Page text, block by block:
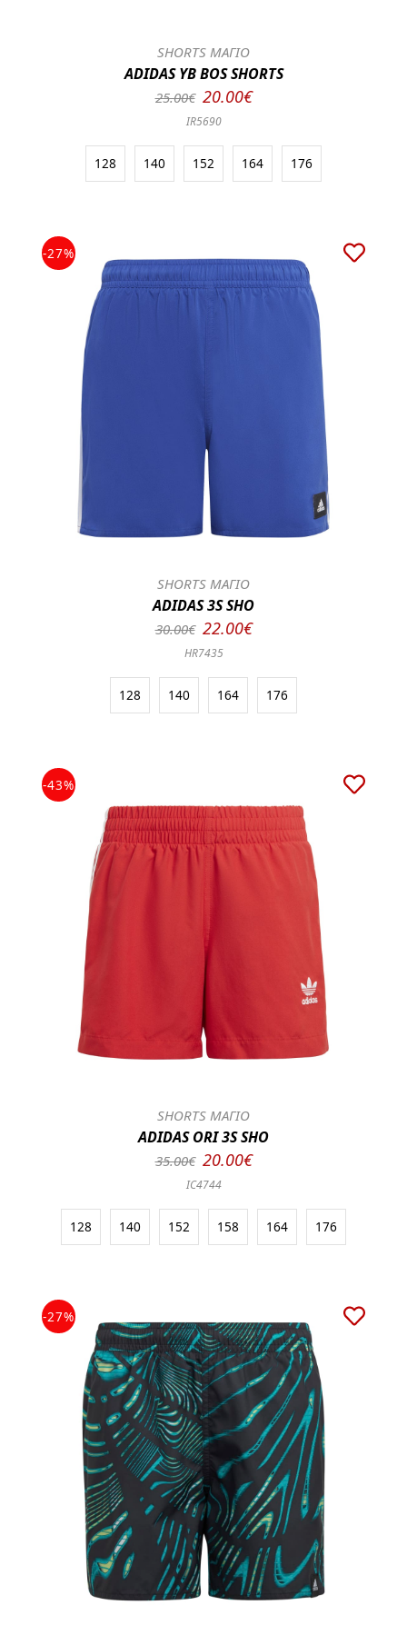
SHORTS ΜΑΓΙΟ
ADIDAS YB BOS SHORTS
25.00€ 20.00€
IR5690
128 140 152 164 176
-27%
SHORTS ΜΑΓΙΟ
ADIDAS 3S SHO
30.00€ 22.00€
HR7435
128 140 164 176
-43%
SHORTS ΜΑΓΙΟ
ADIDAS ORI 3S SHO
35.00€ 20.00€
IC4744
128 140 152 158 164 176
-27%